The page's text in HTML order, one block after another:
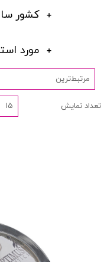
کشور
مورد
مرتبط‌ترین
تعداد نمایش ۱۵